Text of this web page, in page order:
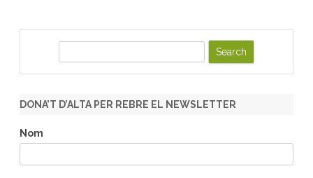
r
h
DONA’T D’ALTA PER REBRE EL NEWSLETTER
Nom